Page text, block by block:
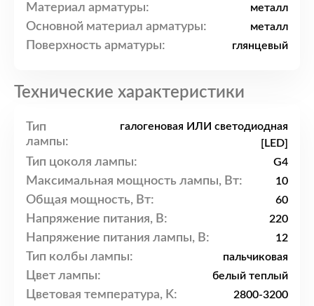
Материал арматуры: металл
Основной материал арматуры: металл
Поверхность арматуры: глянцевый
Технические характеристики
Тип
лампы:
галогеновая ИЛИ светодиодная
[LED]
Тип цоколя лампы: G4
Максимальная мощность лампы, Вт: 10
Общая мощность, Вт: 60
Напряжение питания, В: 220
Напряжение питания лампы, В: 12
Тип колбы лампы: пальчиковая
Цвет лампы: белый теплый
Цветовая температура, K: 2800-3200